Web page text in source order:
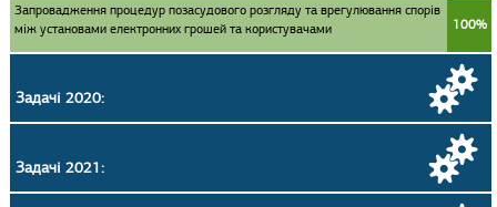
Запровадження процедур позасудового розгляду та врегулювання спорів
між установами електронних грошей та користувачами
100%
Задачі 2020:
Задачі 2021: